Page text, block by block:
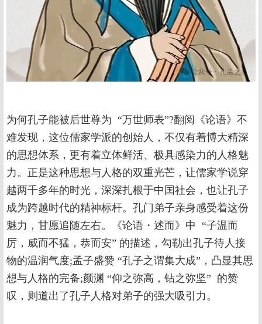
为何孔子能被后世尊为 “万世师表”?翻阅《论语》不
难发现，这位儒家学派的创始人，不仅有着博大精深
的思想体系，更有着立体鲜活、极具感染力的人格魅
力。正是这种思想与人格的双重光芒，让儒家学说穿
越两千多年的时光，深深扎根于中国社会，也让孔子
成为跨越时代的精神标杆。孔门弟子亲身感受着这份
魅力，甘愿追随左右。《论语・述而》中 “子温而
厉，威而不猛，恭而安” 的描述，勾勒出孔子待人接
物的温润气度;孟子盛赞 “孔子之谓集大成”，凸显其思
想与人格的完备;颜渊 “仰之弥高，钻之弥坚” 的赞
叹，则道出了孔子人格对弟子的强大吸引力。